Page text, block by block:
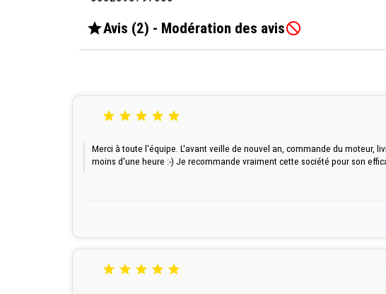
Avis (2) - Modération des avis
    
Merci à toute l'équipe. L'avant veille de nouvel an, commande du moteur,
moins d'une heure :-) Je recommande vraiment cette société pour son
    